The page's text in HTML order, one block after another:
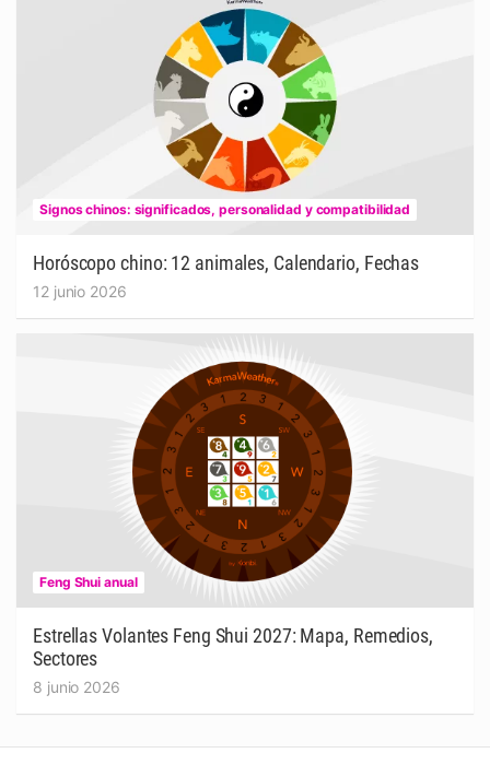
Signos chinos: significados, personalidad y compatibilidad
Horóscopo chino: 12 animales, Calendario, Fechas
12 junio 2026
Feng Shui anual
Estrellas Volantes Feng Shui 2027: Mapa, Remedios,
Sectores
8 junio 2026